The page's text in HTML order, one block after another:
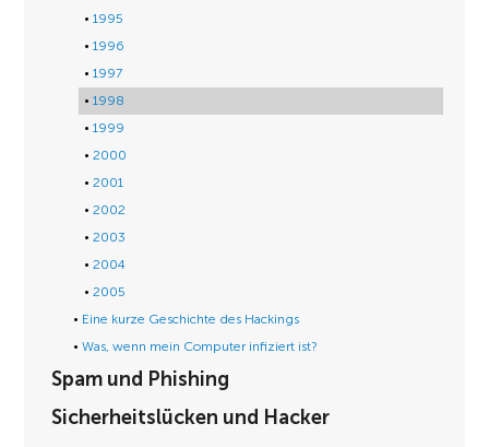
1995
1996
1997
1998
1999
2000
2001
2002
2003
2004
2005
Eine kurze Geschichte des Hackings
Was, wenn mein Computer infiziert ist?
Spam und Phishing
Sicherheitslücken und Hacker